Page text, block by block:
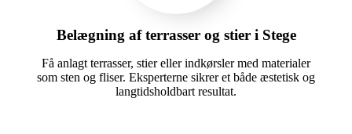
Belægning af terrasser og stier i Stege
Få anlagt terrasser, stier eller indkørsler med materialer
som sten og fliser. Eksperterne sikrer et både æstetisk og
langtidsholdbart resultat.